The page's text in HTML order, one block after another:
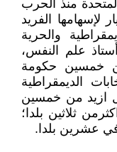
منذ الحرب
لإسهامها الفريد
والحرية
علم النفس،
خمسين حكومة
الديمقراطية
ازيد من خمسين
ثلاثين بلدا؛
عشرين بلدا.